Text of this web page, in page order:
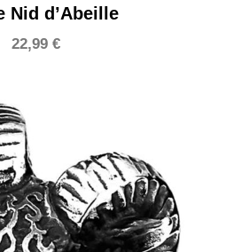
Nid d’Abeille
22,99 €